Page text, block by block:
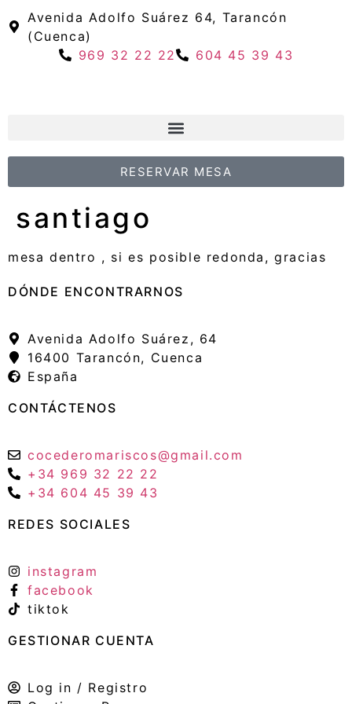
Avenida Adolfo Suárez 64, Tarancón
(Cuenca)
969 32 22 22
604 45 39 43
RESERVAR MESA
santiago
mesa dentro , si es posible redonda, gracias
DÓNDE ENCONTRARNOS
Avenida Adolfo Suárez, 64
16400 Tarancón, Cuenca
España
CONTÁCTENOS
cocederomariscos@gmail.com
+34 969 32 22 22
+34 604 45 39 43
REDES SOCIALES
instagram
facebook
tiktok
GESTIONAR CUENTA
Log in / Registro